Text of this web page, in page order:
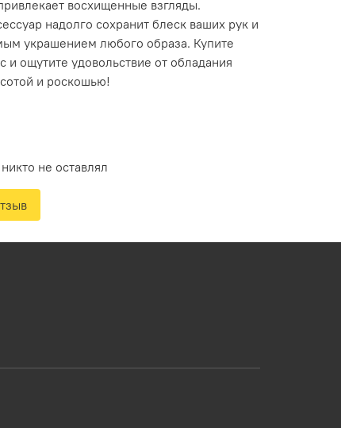
восхищенные взгляды.
надолго сохранит блеск ваших рук и
украшением любого образа. Купите
и ощутите удовольствие от обладания
и роскошью!
не оставлял